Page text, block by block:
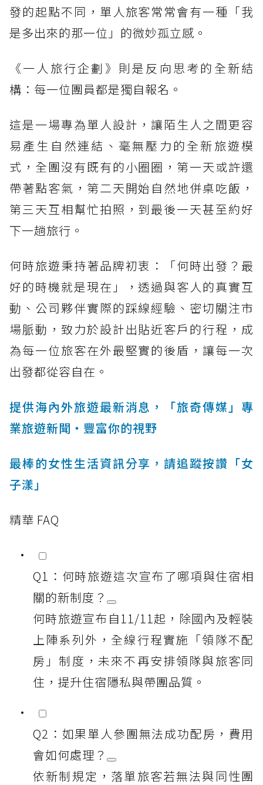
發的起點不同，單人旅客常常會有一種「我
是多出來的那一位」的微妙孤立感。
《一人旅行企劃》則是反向思考的全新結
構：每一位團員都是獨自報名。
這是一場專為單人設計，讓陌生人之間更容
易產生自然連結、毫無壓力的全新旅遊模
式，全團沒有既有的小圈圈，第一天或許還
帶著點客氣，第二天開始自然地併桌吃飯，
第三天互相幫忙拍照，到最後一天甚至約好
下一趟旅行。
何時旅遊秉持著品牌初衷：「何時出發？最
好的時機就是現在」，透過與客人的真實互
動、公司夥伴實際的踩線經驗、密切關注市
場脈動，致力於設計出貼近客戶的行程，成
為每一位旅客在外最堅實的後盾，讓每一次
出發都從容自在。
提供海內外旅遊最新消息，「旅奇傳媒」專
業旅遊新聞‧豐富你的視野
最棒的女性生活資訊分享，請追蹤按讚「女
子漾」
精華 FAQ
Q1：何時旅遊這次宣布了哪項與住宿相
關的新制度？
何時旅遊宣布自11/11起，除國內及輕裝
上陣系列外，全線行程實施「領隊不配
房」制度，未來不再安排領隊與旅客同
住，提升住宿隱私與帶團品質。
Q2：如果單人參團無法成功配房，費用
會如何處理？
依新制規定，落單旅客若無法與同性團